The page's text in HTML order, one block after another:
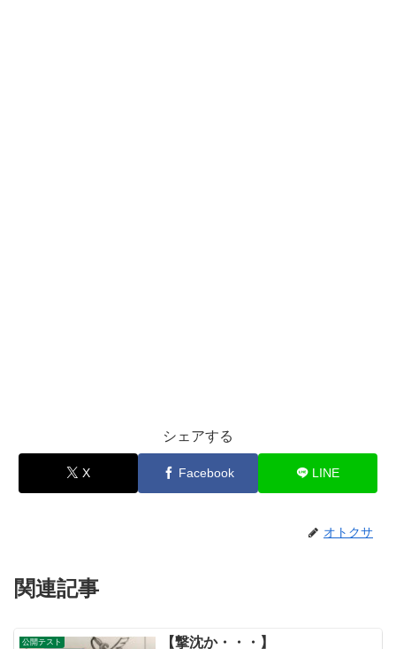
シェアする
X Facebook LINE
オトクサ
関連記事
公開テスト
【撃沈か・・・】